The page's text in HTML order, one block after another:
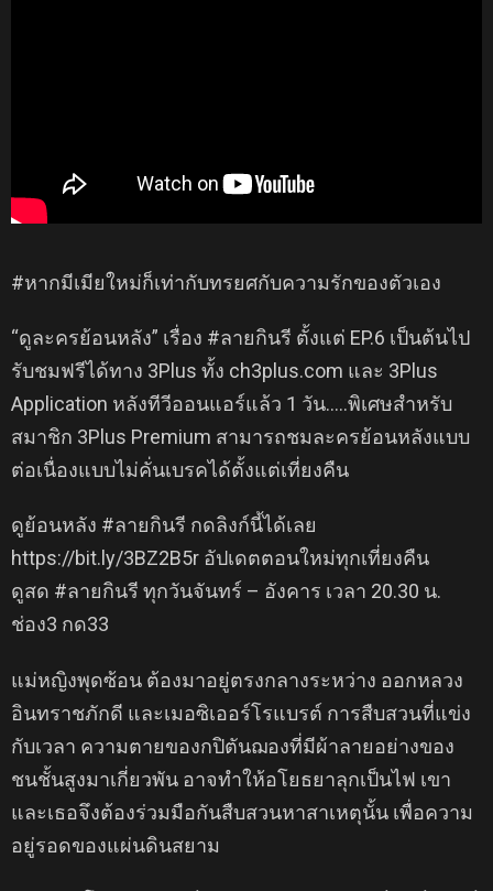
#หากมีเมียใหม่ก็เท่ากับทรยศกับความรักของตัวเอง
“ดูละครย้อนหลัง” เรื่อง #ลายกินรี ตั้งแต่ EP.6 เป็นต้นไป
รับชมฟรีได้ทาง 3Plus ทั้ง ch3plus.com และ 3Plus
Application หลังทีวีออนแอร์แล้ว 1 วัน…..พิเศษสำหรับ
สมาชิก 3Plus Premium สามารถชมละครย้อนหลังแบบ
ต่อเนื่องแบบไม่คั่นเบรคได้ตั้งแต่เที่ยงคืน
ดูย้อนหลัง #ลายกินรี กดลิงก์นี้ได้เลย
https://bit.ly/3BZ2B5r อัปเดตตอนใหม่ทุกเที่ยงคืน
ดูสด #ลายกินรี ทุกวันจันทร์ – อังคาร เวลา 20.30 น.
ช่อง3 กด33
แม่หญิงพุดซ้อน ต้องมาอยู่ตรงกลางระหว่าง ออกหลวง
อินทราชภักดี และเมอซิเออร์โรแบรต์ การสืบสวนที่แข่ง
กับเวลา ความตายของกปิตันฌองที่มีผ้าลายอย่างของ
ชนชั้นสูงมาเกี่ยวพัน อาจทำให้อโยธยาลุกเป็นไฟ เขา
และเธอจึงต้องร่วมมือกันสืบสวนหาสาเหตุนั้น เพื่อความ
อยู่รอดของแผ่นดินสยาม